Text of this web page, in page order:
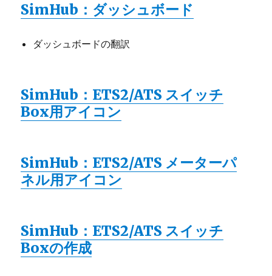
SimHub：ダッシュボード
ダッシュボードの翻訳
SimHub：ETS2/ATS スイッチ
Box用アイコン
SimHub：ETS2/ATS メーターパ
ネル用アイコン
SimHub：ETS2/ATS スイッチ
Boxの作成